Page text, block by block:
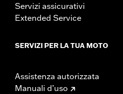
Servizi assicurativi
Extended Service
SERVIZI PER LA TUA MOTO
Assistenza autorizzata
Manuali d’uso